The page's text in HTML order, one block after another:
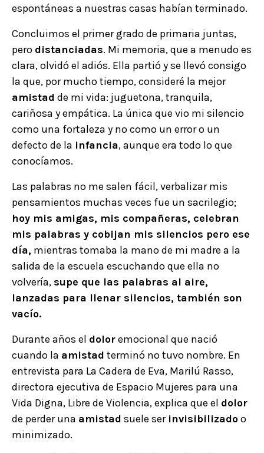
espontáneas a nuestras casas habían terminado.
Concluimos el primer grado de primaria juntas,
pero distanciadas. Mi memoria, que a menudo es
clara, olvidó el adiós. Ella partió y se llevó consigo
la que, por mucho tiempo, consideré la mejor
amistad de mi vida: juguetona, tranquila,
cariñosa y empática. La única que vio mi silencio
como una fortaleza y no como un error o un
defecto de la infancia, aunque era todo lo que
conocíamos.
Las palabras no me salen fácil, verbalizar mis
pensamientos muchas veces fue un sacrilegio;
hoy mis amigas, mis compañeras, celebran
mis palabras y cobijan mis silencios pero ese
día, mientras tomaba la mano de mi madre a la
salida de la escuela escuchando que ella no
volvería, supe que las palabras al aire,
lanzadas para llenar silencios, también son
vacío.
Durante años el doloremocional que nació
cuando la amistad terminó no tuvo nombre. En
entrevista para La Cadera de Eva, Marilú Rasso,
directora ejecutiva de Espacio Mujeres para una
Vida Digna, Libre de Violencia, explica que el dolor
de perder una amistad suele ser invisibilizadoo
minimizado.